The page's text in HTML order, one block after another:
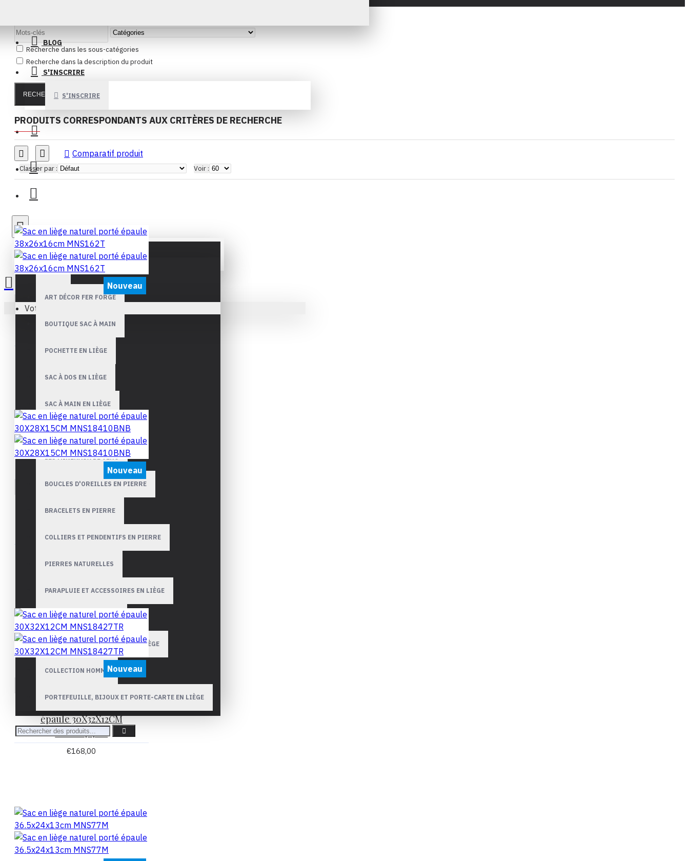
BLOG
S'INSCRIRE
S'INSCRIRE
Tout
TOUT
ART DÉCOR FER FORGÉ
BOUTIQUE SAC À MAIN
POCHETTE EN LIÈGE
SAC À DOS EN LIÈGE
SAC À MAIN EN LIÈGE
SAC BANDOULIÈRE EN LIÈGE
LES MINÉRAUX DE VÉRO
BOUCLES D'OREILLES EN PIERRE
BRACELETS EN PIERRE
COLLIERS ET PENDENTIFS EN PIERRE
PIERRES NATURELLES
PARAPLUIE ET ACCESSOIRES EN LIÈGE
ACCESSOIRES EN LIÈGE
CHAPEAUX ET CASQUETTES EN LIÈGE
COLLECTION HOMME
PORTEFEUILLE, BIJOUX ET PORTE-CARTE EN LIÈGE
Votre panier est vide !
Recherche dans les sous-catégories
Recherche dans la description du produit
RECHERCHE
PRODUITS CORRESPONDANTS AUX CRITÈRES DE RECHERCHE
Comparatif produit
Classer par : Voir :
Nouveau
MNT
Sac en liège naturel porté
épaule 38x26x16cm MNS162T
€138,00
Nouveau
Prestige
Sac en liège naturel porté
MNS18410BNB
Nouveau
épaule 30X32X12CM
MNS18427TR
€168,00